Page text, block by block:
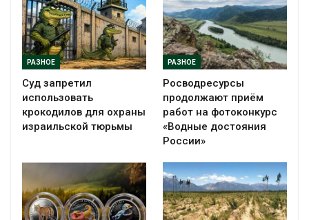
РАЗНОЕ
Суд запретил
использовать
крокодилов для охраны
израильской тюрьмы
РАЗНОЕ
Росводресурсы
продолжают приём
работ на фотоконкурс
«Водные достояния
России»